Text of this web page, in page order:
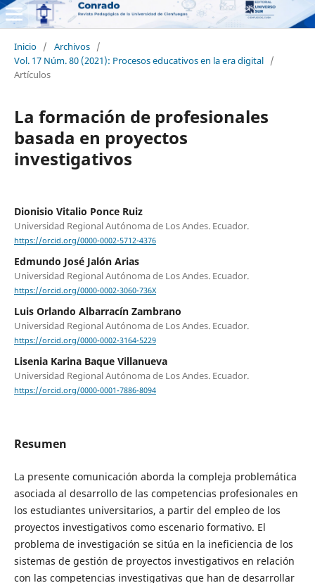
Inicio / Archivos /
Vol. 17 Núm. 80 (2021): Procesos educativos en la era digital /
Artículos
La formación de profesionales
basada en proyectos
investigativos
Dionisio Vitalio Ponce Ruiz
Universidad Regional Autónoma de Los Andes. Ecuador.
https://orcid.org/0000-0002-5712-4376
Edmundo José Jalón Arias
Universidad Regional Autónoma de Los Andes. Ecuador.
https://orcid.org/0000-0002-3060-736X
Luis Orlando Albarracín Zambrano
Universidad Regional Autónoma de Los Andes. Ecuador.
https://orcid.org/0000-0002-3164-5229
Lisenia Karina Baque Villanueva
Universidad Regional Autónoma de Los Andes. Ecuador.
https://orcid.org/0000-0001-7886-8094
Resumen
La presente comunicación aborda la compleja problemática
asociada al desarrollo de las competencias profesionales en
los estudiantes universitarios, a partir del empleo de los
proyectos investigativos como escenario formativo. El
problema de investigación se sitúa en la ineficiencia de los
sistemas de gestión de proyectos investigativos en relación
con las competencias investigativas que han de desarrollar